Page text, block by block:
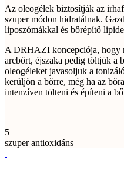
Az oleogélek biztosítják az
szuper módon hidratálnak.
liposzómákkal és bőrépítő
A DRHAZI koncepciója, hogy
arcbőrt, éjszaka pedig töltjük a
oleogéleket javasoljuk a
kerüljön a bőrre, még ha az
intenzíven tölteni és építeni a
5
szuper antioxidáns